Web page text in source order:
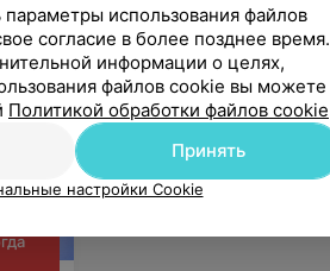
использования файлов
согласие в более позднее время.
информации о целях,
файлов cookie вы можете
Политикой обработки файлов cookie
Принять
настройки Cookie